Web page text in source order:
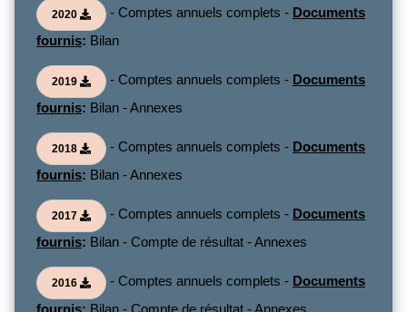
2020 - Comptes annuels complets - Documents
fournis: Bilan
2019 - Comptes annuels complets - Documents
fournis: Bilan - Annexes
2018 - Comptes annuels complets - Documents
fournis: Bilan - Annexes
2017 - Comptes annuels complets - Documents
fournis: Bilan - Compte de résultat - Annexes
2016 - Comptes annuels complets - Documents
fournis: Bilan - Compte de résultat - Annexes